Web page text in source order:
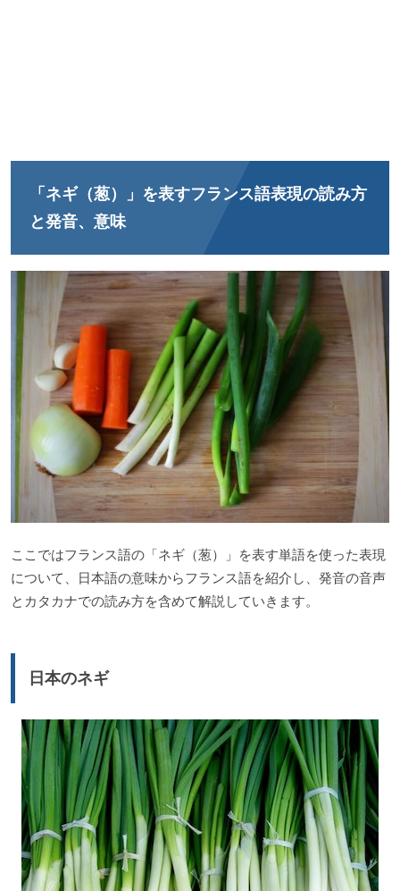
「ネギ（葱）」を表すフランス語表現の読み方
と発音、意味
ここではフランス語の「ネギ（葱）」を表す単語を使った表現
について、日本語の意味からフランス語を紹介し、発音の音声
とカタカナでの読み方を含めて解説していきます。
日本のネギ